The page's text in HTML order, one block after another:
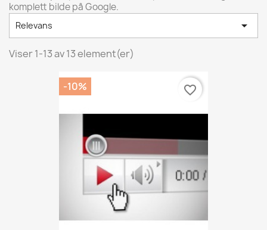
komplett bilde på Google.
Relevans 
Viser 1-13 av 13 element(er)
-10% favorite_border